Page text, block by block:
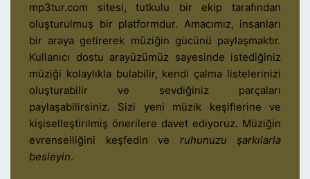
mp3tur.com sitesi, tutkulu bir ekip tarafından
oluşturulmuş bir platformdur. Amacımız, insanları
bir araya getirerek müziğin gücünü paylaşmaktır.
Kullanıcı dostu arayüzümüz sayesinde istediğiniz
müziği kolaylıkla bulabilir, kendi çalma listelerinizi
oluşturabilir ve sevdiğiniz parçaları
paylaşabilirsiniz. Sizi yeni müzik keşiflerine ve
kişiselleştirilmiş önerilere davet ediyoruz. Müziğin
evrenselliğini keşfedin ve ruhunuzu şarkılarla
besleyin.